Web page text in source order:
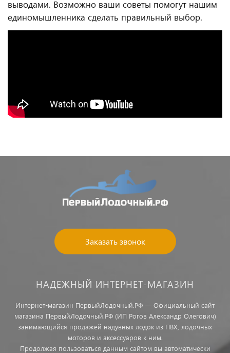
выводами. Возможно ваши советы помогут нашим
единомышленника сделать правильный выбор.
Заказать звонок
НАДЕЖНЫЙ ИНТЕРНЕТ-МАГАЗИН
Интернет-магазин ПервыйЛодочный.РФ — Официальный сайт
магазина ПервыйЛодочный.РФ (ИП Рогов Александр Олегович)
занимающийся продажей надувных лодок из ПВХ, лодочных
моторов и аксессуаров к ним.
Продолжая пользоваться данным сайтом вы автоматически